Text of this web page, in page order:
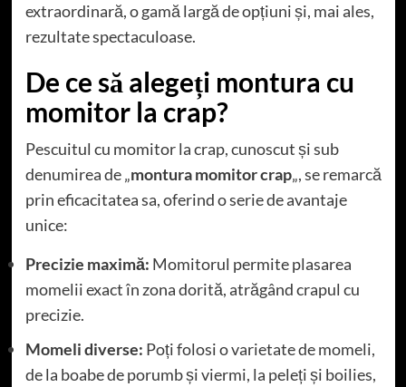
extraordinară, o gamă largă de opțiuni și, mai ales,
rezultate spectaculoase.
De ce să alegeți montura cu
momitor la crap?
Pescuitul cu momitor la crap, cunoscut și sub
denumirea de „montura momitor crap„, se remarcă
prin eficacitatea sa, oferind o serie de avantaje
unice:
Precizie maximă: Momitorul permite plasarea
momelii exact în zona dorită, atrăgând crapul cu
precizie.
Momeli diverse: Poți folosi o varietate de momeli,
de la boabe de porumb și viermi, la peleți și boilies,